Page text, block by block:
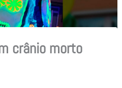
crânio morto